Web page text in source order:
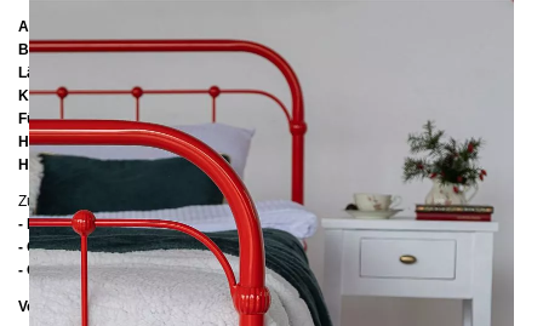
Abmessungen
Breite:127 cm
Länge:
Kopfteilhöhe:102 cm
Füßteilhöhe:75 cm
Höhe bis zur Rahmenunterkante: 25 cm
Höhe bis zur Rahmenoberkante: 39 cm
Zusätzliche Informationen
- Handmade
- Ohne Lattenrost
- Ohne Matratze
Verpackungsdetails